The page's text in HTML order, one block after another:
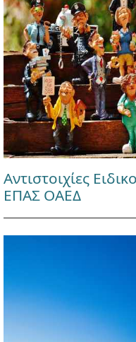
Αντιστοιχίες
ΕΠΑΣ ΟΑΕΔ